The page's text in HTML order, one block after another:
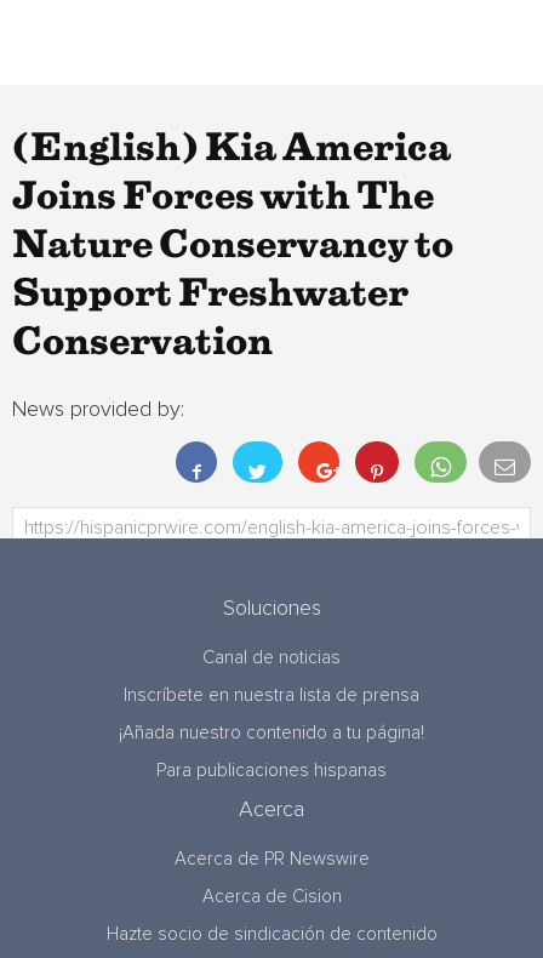
(English) Kia America
Joins Forces with The
Nature Conservancy to
Support Freshwater
Conservation
News provided by:
Soluciones
Canal de noticias
Inscríbete en nuestra lista de prensa
¡Añada nuestro contenido a tu página!
Para publicaciones hispanas
Acerca
Acerca de PR Newswire
Acerca de Cision
Hazte socio de sindicación de contenido